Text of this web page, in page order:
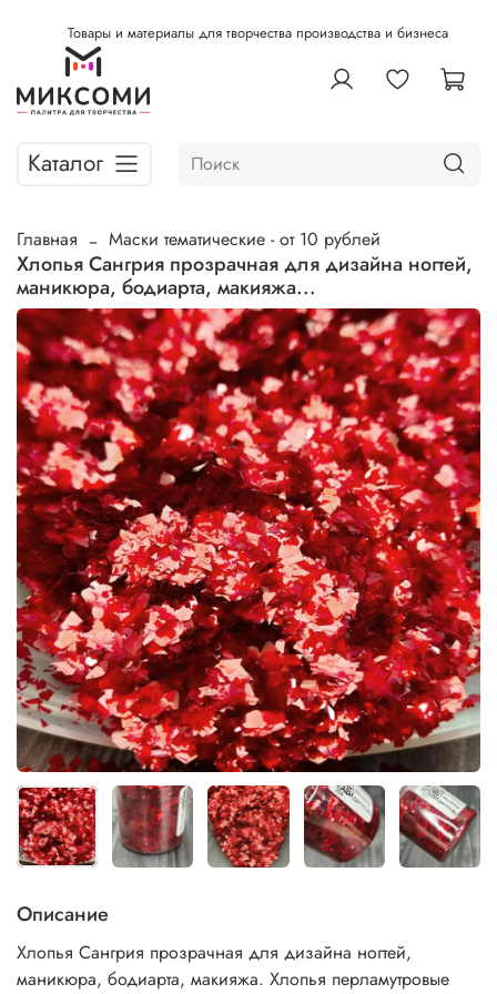
Товары и материалы для творчества производства и бизнеса
Каталог
Главная Маски тематические - от 10 рублей
Хлопья Сангрия прозрачная для дизайна ногтей,
маникюра, бодиарта, макияжа...
Описание
Хлопья Сангрия прозрачная для дизайна ногтей,
маникюра, бодиарта, макияжа. Хлопья перламутровые